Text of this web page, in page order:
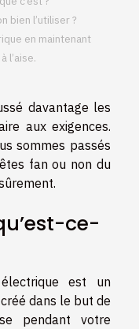
bien l’utiliser ?
en maintenant
l’aise.
davantage les
aux exigences.
sommes passés
fan ou non du
ce-
est un
dans le but de
pendant votre